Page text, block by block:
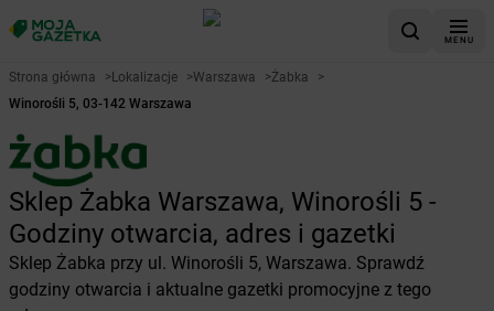
MENU
Strona główna >Lokalizacje >Warszawa >Żabka
>
Winorośli 5, 03-142 Warszawa
Sklep Żabka Warszawa, Winorośli 5 -
Godziny otwarcia, adres i gazetki
Sklep Żabka przy ul. Winorośli 5, Warszawa. Sprawdź
godziny otwarcia i aktualne gazetki promocyjne z tego